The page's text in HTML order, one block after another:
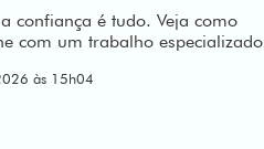
confiança é tudo. Veja como
com um trabalho especializado
às 15h04